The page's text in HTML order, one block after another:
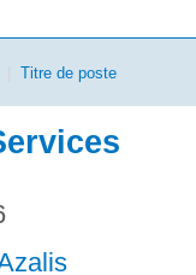
Titre de poste